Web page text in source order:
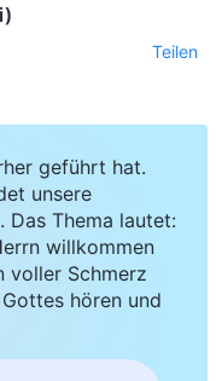
Teilen
geführt hat.
unsere
Thema lautet:
willkommen
voller Schmerz
hören und